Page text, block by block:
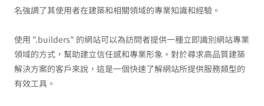
名強調了其使用者在建築和相關領域的專業知識和經驗。
使用 ".builders" 的網站可以為訪問者提供一種立即識別網站專業
領域的方式，幫助建立信任感和專業形象。對於尋求高品質建築
解決方案的客戶來說，這是一個快速了解網站所提供服務類型的
有效工具。